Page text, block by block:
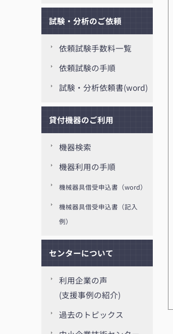
試験・分析のご依頼
依頼試験手数料一覧
依頼試験の手順
試験・分析依頼書(word)
貸付機器のご利用
機器検索
機器利用の手順
機械器具借受申込書（word）
機械器具借受申込書（記入
例）
センターについて
利用企業の声
(支援事例の紹介)
過去のトピックス